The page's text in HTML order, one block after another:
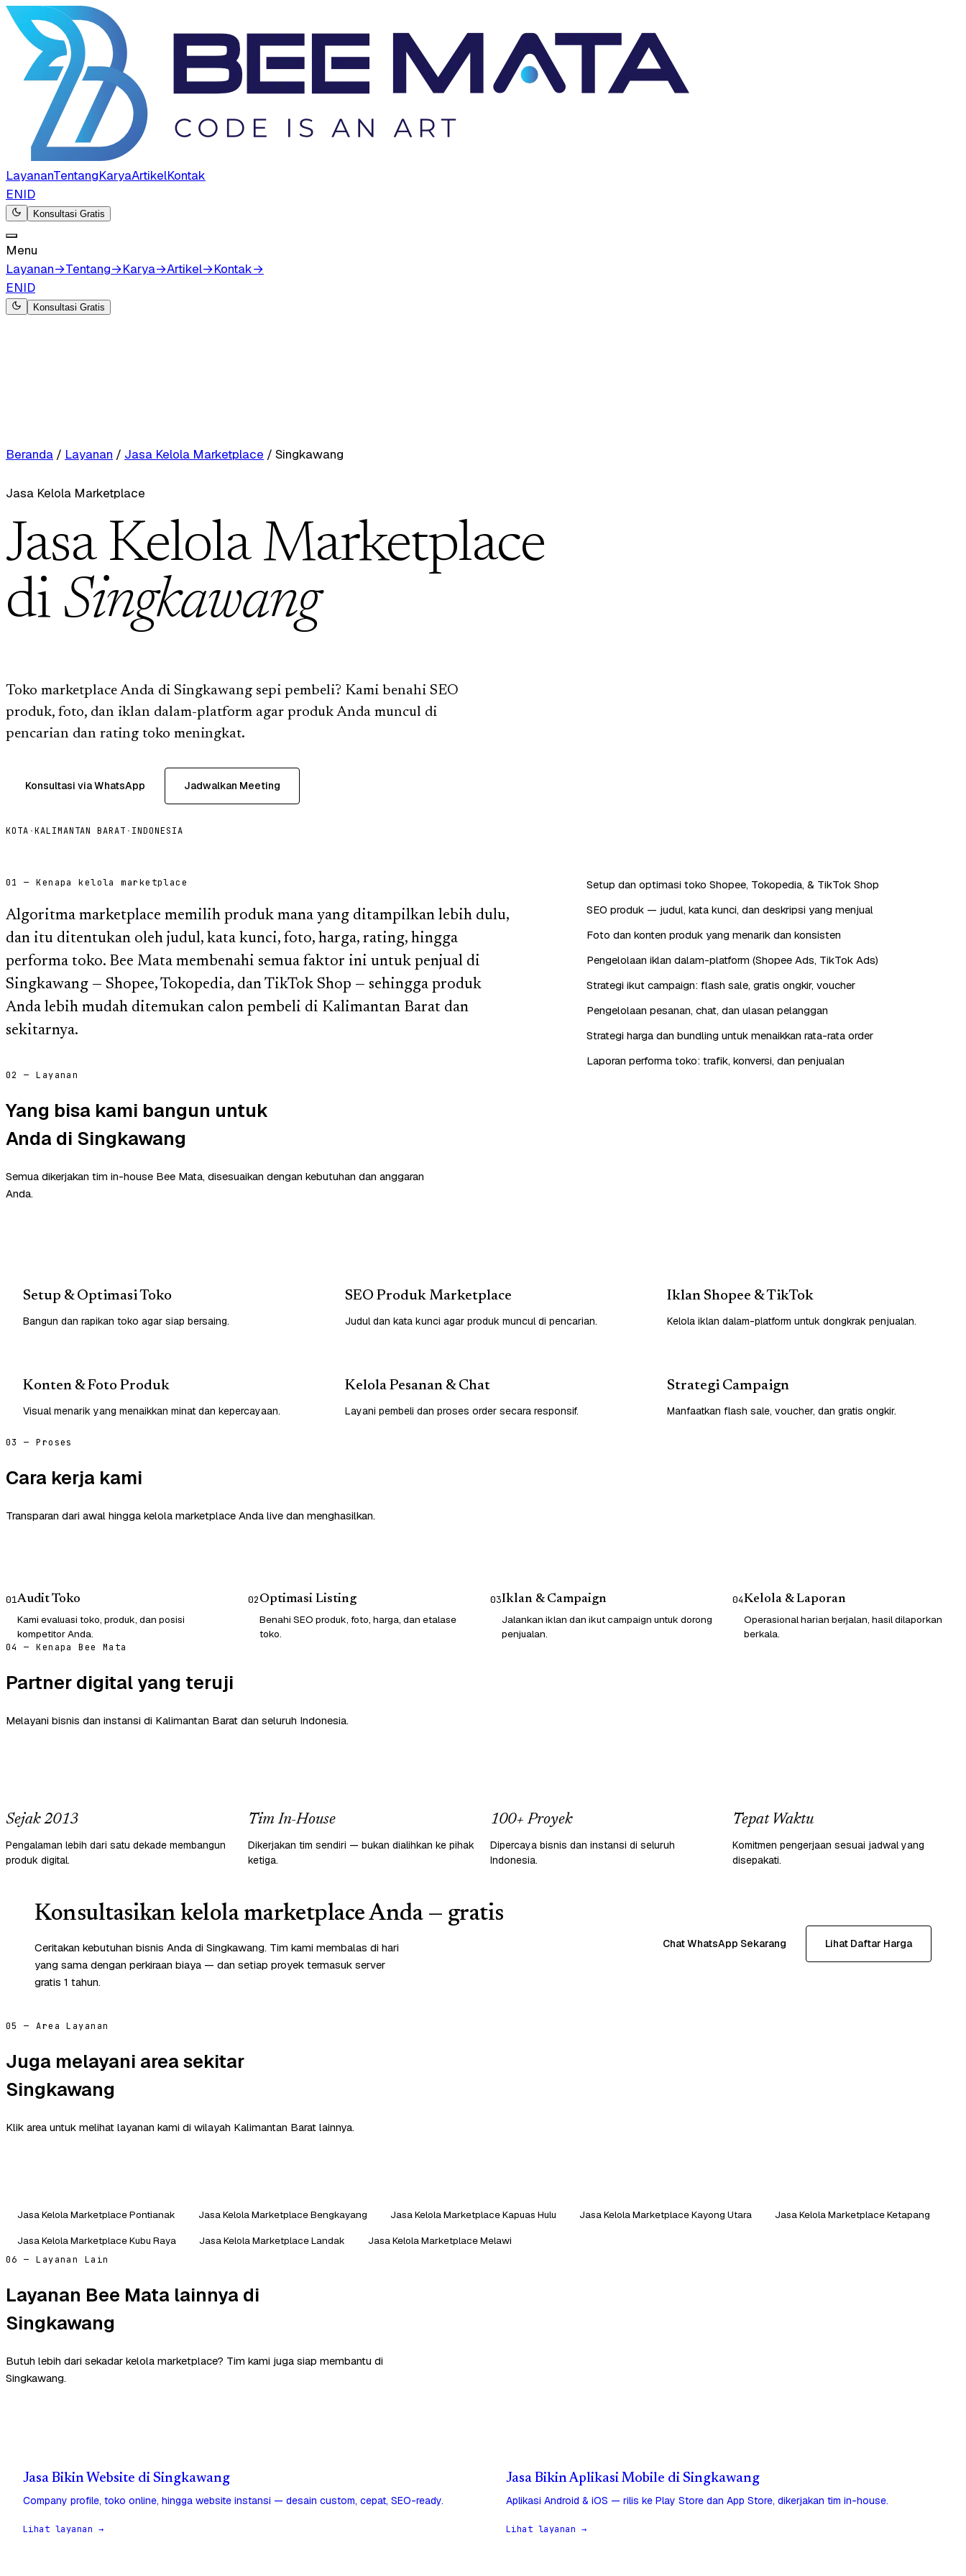
LayananTentangKaryaArtikelKontak
ENID
Konsultasi Gratis
Menu
Layanan→Tentang→Karya→Artikel→Kontak→
ENID
Konsultasi Gratis
Beranda / Layanan / Jasa Kelola Marketplace / Singkawang
Jasa Kelola Marketplace
Jasa Kelola Marketplace
di Singkawang
Toko marketplace Anda di Singkawang sepi pembeli? Kami benahi SEO
produk, foto, dan iklan dalam-platform agar produk Anda muncul di
pencarian dan rating toko meningkat.
Konsultasi via WhatsApp Jadwalkan Meeting
KOTA ·KALIMANTAN BARAT · INDONESIA
01 — Kenapa kelola marketplace
Algoritma marketplace memilih produk mana yang ditampilkan lebih dulu,
dan itu ditentukan oleh judul, kata kunci, foto, harga, rating, hingga
performa toko. Bee Mata membenahi semua faktor ini untuk penjual di
Singkawang — Shopee, Tokopedia, dan TikTok Shop — sehingga produk
Anda lebih mudah ditemukan calon pembeli di Kalimantan Barat dan
sekitarnya.
Setup dan optimasi toko Shopee, Tokopedia, & TikTok Shop
SEO produk — judul, kata kunci, dan deskripsi yang menjual
Foto dan konten produk yang menarik dan konsisten
Pengelolaan iklan dalam-platform (Shopee Ads, TikTok Ads)
Strategi ikut campaign: flash sale, gratis ongkir, voucher
Pengelolaan pesanan, chat, dan ulasan pelanggan
Strategi harga dan bundling untuk menaikkan rata-rata order
Laporan performa toko: trafik, konversi, dan penjualan
02 — Layanan
Yang bisa kami bangun untuk
Anda di Singkawang
Semua dikerjakan tim in-house Bee Mata, disesuaikan dengan kebutuhan dan anggaran
Anda.
Setup & Optimasi Toko
Bangun dan rapikan toko agar siap bersaing.
SEO Produk Marketplace
Judul dan kata kunci agar produk muncul di pencarian.
Iklan Shopee & TikTok
Kelola iklan dalam-platform untuk dongkrak penjualan.
Konten & Foto Produk
Visual menarik yang menaikkan minat dan kepercayaan.
Kelola Pesanan & Chat
Layani pembeli dan proses order secara responsif.
Strategi Campaign
Manfaatkan flash sale, voucher, dan gratis ongkir.
03 — Proses
Cara kerja kami
Transparan dari awal hingga kelola marketplace Anda live dan menghasilkan.
01Audit Toko
Kami evaluasi toko, produk, dan posisi
kompetitor Anda.
02Optimasi Listing
Benahi SEO produk, foto, harga, dan etalase
toko.
03Iklan & Campaign
Jalankan iklan dan ikut campaign untuk dorong
penjualan.
04Kelola & Laporan
Operasional harian berjalan, hasil dilaporkan
berkala.
04 — Kenapa Bee Mata
Partner digital yang teruji
Melayani bisnis dan instansi di Kalimantan Barat dan seluruh Indonesia.
Sejak 2013
Pengalaman lebih dari satu dekade membangun
produk digital.
Tim In-House
Dikerjakan tim sendiri — bukan dialihkan ke pihak
ketiga.
100+ Proyek
Dipercaya bisnis dan instansi di seluruh
Indonesia.
Tepat Waktu
Komitmen pengerjaan sesuai jadwal yang
disepakati.
Konsultasikan kelola marketplace Anda — gratis
Ceritakan kebutuhan bisnis Anda di Singkawang. Tim kami membalas di hari
yang sama dengan perkiraan biaya — dan setiap proyek termasuk server
gratis 1 tahun.
Chat WhatsApp Sekarang Lihat Daftar Harga
05 — Area Layanan
Juga melayani area sekitar
Singkawang
Klik area untuk melihat layanan kami di wilayah Kalimantan Barat lainnya.
Jasa Kelola Marketplace Pontianak Jasa Kelola Marketplace Bengkayang Jasa Kelola Marketplace Kapuas Hulu Jasa Kelola Marketplace Kayong Utara
Jasa Kelola Marketplace Ketapang
Jasa Kelola Marketplace Kubu Raya
Jasa Kelola Marketplace Landak Jasa Kelola Marketplace Melawi
06 — Layanan Lain
Layanan Bee Mata lainnya di
Singkawang
Butuh lebih dari sekadar kelola marketplace? Tim kami juga siap membantu di
Singkawang.
Jasa Bikin Website di Singkawang
Company profile, toko online, hingga website instansi — desain custom, cepat, SEO-ready.
Lihat layanan →
Jasa Bikin Aplikasi Mobile di Singkawang
Aplikasi Android & iOS — rilis ke Play Store dan App Store, dikerjakan tim in-house.
Lihat layanan →